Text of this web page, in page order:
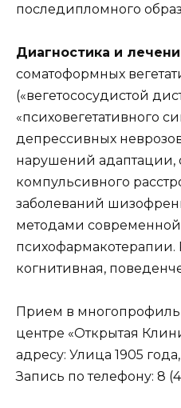
последипломного
Диагностика и
соматоформных
(«вегетососудистой
«психовегетативного
депрессивных
нарушений адаптации,
компульсивного
заболеваний
методами современной
психофармакотерапии.
когнитивная,
Прием в
центре «Открытая
адресу: Улица 1905 года,
Запись по телефону: 8